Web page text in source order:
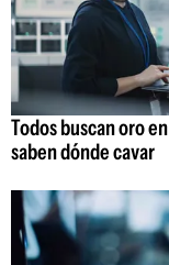
Todos buscan oro
saben dónde cavar